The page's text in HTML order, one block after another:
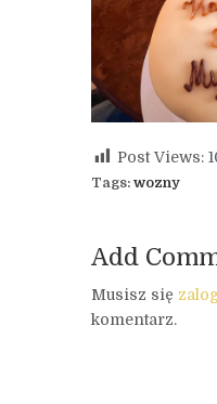
Post Views:
Tags: wozny
Add
Musisz się
komentarz.